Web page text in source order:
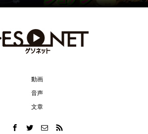
動画
音声
文章